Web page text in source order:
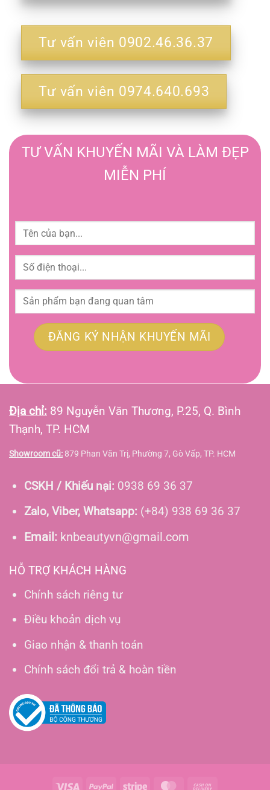
Tư vấn viên 0902.46.36.37
Tư vấn viên 0974.640.693
TƯ VẤN KHUYẾN MÃI VÀ LÀM ĐẸP
MIỄN PHÍ
Địa chỉ: 89 Nguyễn Văn Thương, P.25, Q. Bình
Thạnh, TP. HCM
Showroom cũ: 879 Phan Văn Trị, Phường 7, Gò Vấp, TP. HCM
CSKH / Khiếu nại: 0938 69 36 37
Zalo, Viber, Whatsapp: (+84) 938 69 36 37
Email:knbeautyvn@gmail.com
HỖ TRỢ KHÁCH HÀNG
Chính sách riêng tư
Điều khoản dịch vụ
Giao nhận & thanh toán
Chính sách đổi trả & hoàn tiền
Visa PayPal Stripe MasterCard